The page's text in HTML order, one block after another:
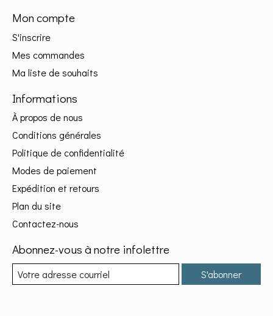
Mon compte
S'inscrire
Mes commandes
Ma liste de souhaits
Informations
À propos de nous
Conditions générales
Politique de confidentialité
Modes de paiement
Expédition et retours
Plan du site
Contactez-nous
Abonnez-vous à notre infolettre
S'abonner